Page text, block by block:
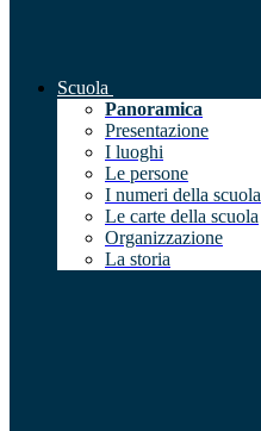
Scuola
Panoramica
Presentazione
I luoghi
Le persone
I numeri della scuola
Le carte della scuola
Organizzazione
La storia